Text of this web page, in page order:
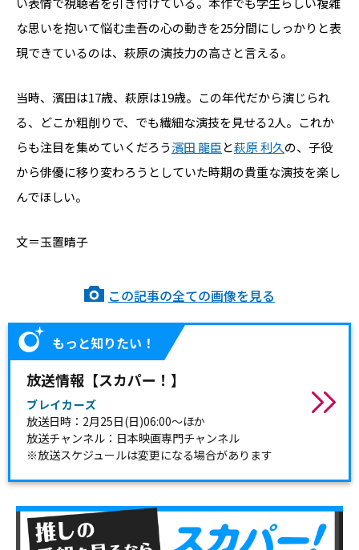
な思いを抱いて悩む圭吾の心の動きを25分間にしっかりと表
現できているのは、萩原の演技力の高さと言える。
当時、濱田は17歳、萩原は19歳。この年代だから演じられ
る、どこか粗削りで、でも繊細な演技を見せる2人。これか
らも注目を集めていくだろう濱田 龍臣と萩原 利久の、子役
から俳優に移り変わろうとしていた時期の貴重な演技を楽し
んでほしい。
文＝玉置晴子
この記事の全ての画像を見る
もっと知りたい！
放送情報【スカパー！】
ブレイカーズ
放送日時：2月25日(日)06:00～ほか
放送チャンネル：日本映画専門チャンネル
※放送スケジュールは変更になる場合があります